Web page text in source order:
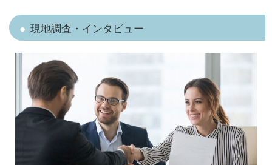
現地調査・インタビュー